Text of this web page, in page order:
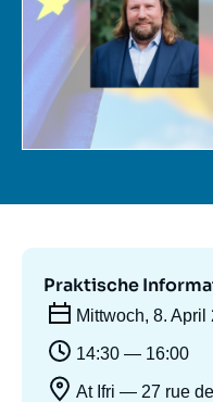
Praktische
Mittwoch, 8. April
14:30 — 16:00
At Ifri — 27 rue